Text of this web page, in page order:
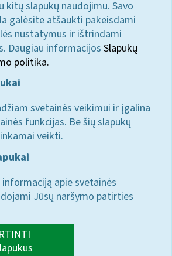
kitų slapukų naudojimu. Savo
galėsite atšaukti pakeisdami
nustatymus ir ištrindami
Daugiau informacijos Slapukų
politika.
svetainės veikimui ir įgalina
funkcijas. Be šių slapukų
veikti.
apie svetainės
Jūsų naršymo patirties